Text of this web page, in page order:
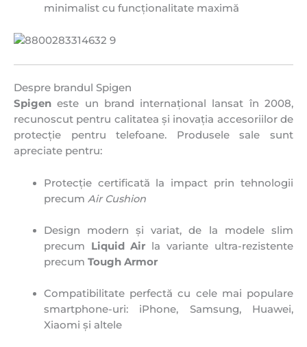
minimalist cu funcționalitate maximă
Despre brandul Spigen
Spigen este un brand internațional lansat în 2008,
recunoscut pentru calitatea și inovația accesoriilor de
protecție pentru telefoane. Produsele sale sunt
apreciate pentru:
Protecție certificată la impact prin tehnologii
precum Air Cushion
Design modern și variat, de la modele slim
precum Liquid Air la variante ultra-rezistente
precum Tough Armor
Compatibilitate perfectă cu cele mai populare
smartphone-uri: iPhone, Samsung, Huawei,
Xiaomi și altele